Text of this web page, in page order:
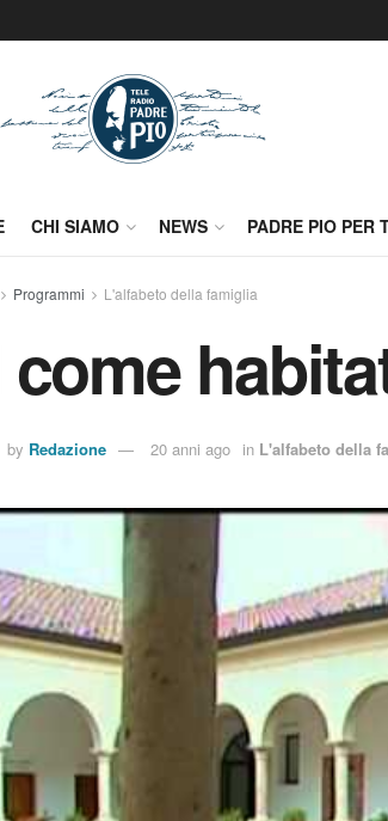
CHI SIAMO NEWS PADRE PIO PER
Programmi L'alfabeto della famiglia
come
by Redazione 20 anni ago in L'alfabeto della